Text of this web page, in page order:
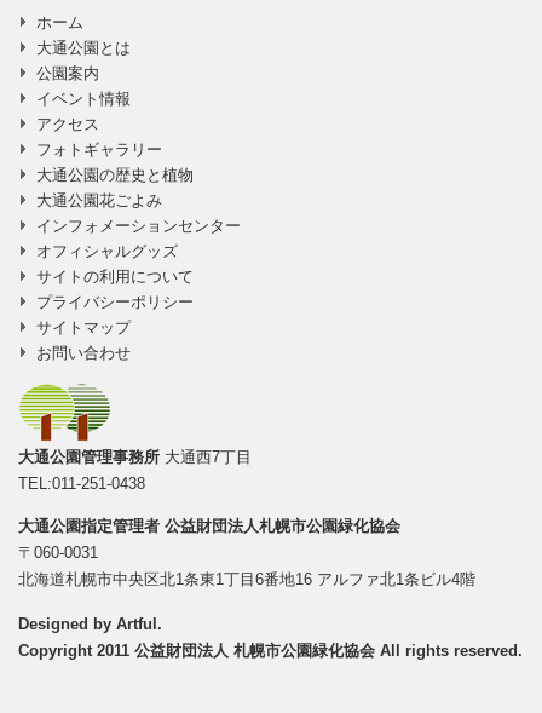
ホーム
大通公園とは
公園案内
イベント情報
アクセス
フォトギャラリー
大通公園の歴史と植物
大通公園花ごよみ
インフォメーションセンター
オフィシャルグッズ
サイトの利用について
プライバシーポリシー
サイトマップ
お問い合わせ
大通公園管理事務所 大通西7丁目
TEL:011-251-0438
大通公園指定管理者 公益財団法人札幌市公園緑化協会
〒060-0031
北海道札幌市中央区北1条東1丁目6番地16 アルファ北1条ビル4階
Designed by Artful .
Copyright 2011 公益財団法人 札幌市公園緑化協会 All rights reserved.